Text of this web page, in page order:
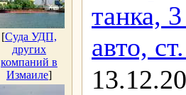
[Суда УДП,
других
компаний в
Измаиле]
танка,
авто,